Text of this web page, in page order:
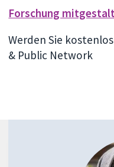
Forschung
Werden Sie
& Public Network